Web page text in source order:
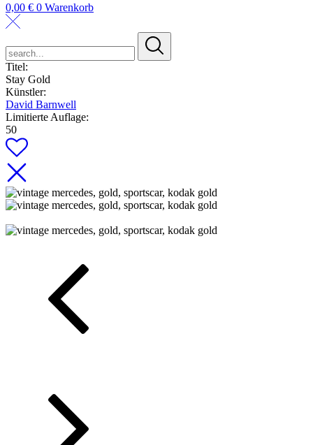
0,00 € 0 Warenkorb
Titel:
Stay Gold
Künstler:
David Barnwell
Limitierte Auflage:
50